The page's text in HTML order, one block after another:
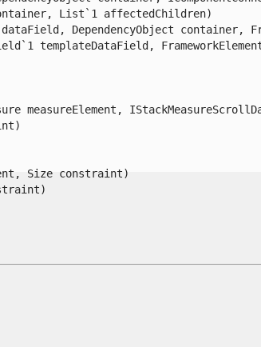
List`1 affectedChildren)
DependencyObject
templateDataField,
measureElement,
Size constraint)